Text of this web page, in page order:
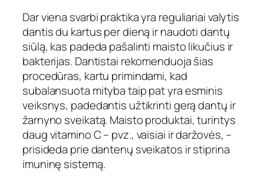
Dar viena svarbi praktika yra reguliariai valytis
dantis du kartus per dieną ir naudoti dantų
siūlą, kas padeda pašalinti maisto likučius ir
bakterijas. Dantistai rekomenduoja šias
procedūras, kartu primindami, kad
subalansuota mityba taip pat yra esminis
veiksnys, padedantis užtikrinti gerą dantų ir
žarnyno sveikatą. Maisto produktai, turintys
daug vitamino C – pvz., vaisiai ir daržovės, –
prisideda prie dantenų sveikatos ir stiprina
imuninę sistemą.